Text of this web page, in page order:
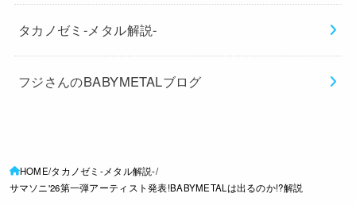
タカノゼミ-メタル解説-
フジさんのBABYMETALブログ
HOME タカノゼミ-メタル解説-
サマソニ'26第一弾アーティスト発表!BABYMETALは出るのか!?解説